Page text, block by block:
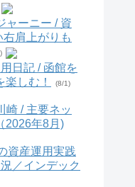
ャーニー / 資
肩上がりも
日記 / 函館を
しむ！
(8/1)
崎 / 主要ネッ
2026年8月)
資産運用実践
／インデック